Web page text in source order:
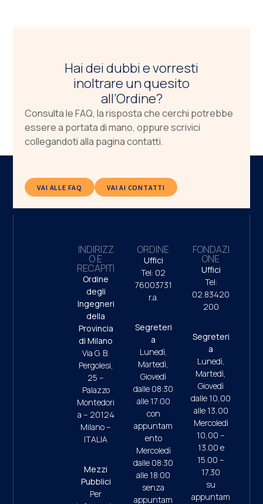
Hai dei dubbi e vorresti
inoltrare un quesito
all’Ordine?
Consulta le FAQ, la risposta che cerchi potrebbe
essere a portata di mano, oppure scrivici
collegandoti alla pagina contatti.
VAI ALLE FAQ VAI AI CONTATTI
INDIRIZZ
O E
RECAPITI
Ordine
degli
Ingegneri
della
Provincia
di Milano
Via G. B.
Pergolesi,
25 –
Palazzo
Montedori
a – 20124
Milano –
ITALIA
Mezzi
Pubblici
Per
ORDINE
Uffici
Tel: 02
76003731
r.a.
Segreteri
a
Lunedì,
Martedì,
Giovedì
dalle 08:30
alle 17:00
con
appuntam
ento
Mercoledì
dalle 08:30
alle 18:00
senza
appuntam
FONDAZI
ONE
Uffici
Tel:
02.83420
200
Segreteri
a
Lunedì,
Martedì,
Giovedì
dalle 10,00
alle 13,00
Mercoledì
10,00 –
13.00 e
15.00 –
17.30
su
appuntam